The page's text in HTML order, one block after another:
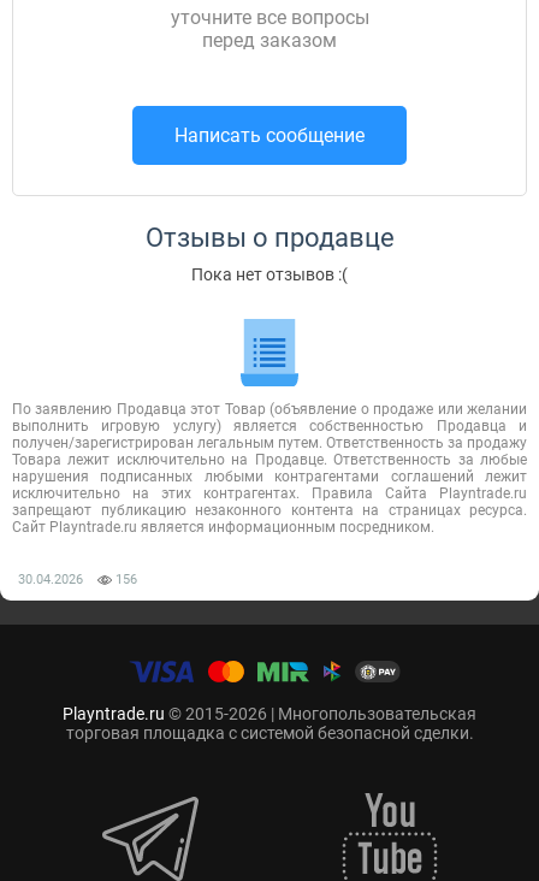
уточните все вопросы
перед заказом
Написать сообщение
Отзывы о продавце
Пока нет отзывов :(
По заявлению Продавца этот Товар (объявление о продаже или желании
выполнить игровую услугу) является собственностью Продавца и
получен/зарегистрирован легальным путем. Ответственность за продажу
Товара лежит исключительно на Продавце. Ответственность за любые
нарушения подписанных любыми контрагентами соглашений лежит
исключительно на этих контрагентах. Правила Сайта Playntrade.ru
запрещают публикацию незаконного контента на страницах ресурса.
Сайт Playntrade.ru является информационным посредником.
30.04.2026 156
Playntrade.ru © 2015-2026 | Многопользовательская
торговая площадка с системой безопасной сделки.